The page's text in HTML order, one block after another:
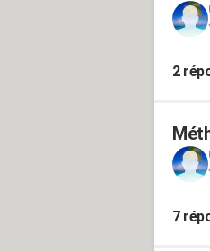
2
7